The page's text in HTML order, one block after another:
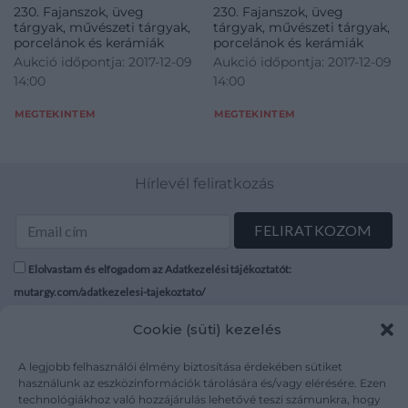
Cookie (süti) kezelés
A legjobb felhasználói élmény biztosítása érdekében sütiket
használunk az eszközinformációk tárolására és/vagy elérésére. Ezen
technológiákhoz való hozzájárulás lehetővé teszi számunkra, hogy
230. Fajanszok, üveg
tárgyak, művészeti tárgyak,
porcelánok és kerámiák
Aukció időpontja: 2017-12-09
14:00
MEGTEKINTEM
230. Fajanszok, üveg
tárgyak, művészeti tárgyak,
porcelánok és kerámiák
Aukció időpontja: 2017-12-09
14:00
MEGTEKINTEM
Hírlevél feliratkozás
Elolvastam és elfogadom az Adatkezelési tájékoztatót:
mutargy.com/adatkezelesi-tajekoztato/
Médiaajánlat
Karrier
Áraink
ÁSZF
Adatvédelem